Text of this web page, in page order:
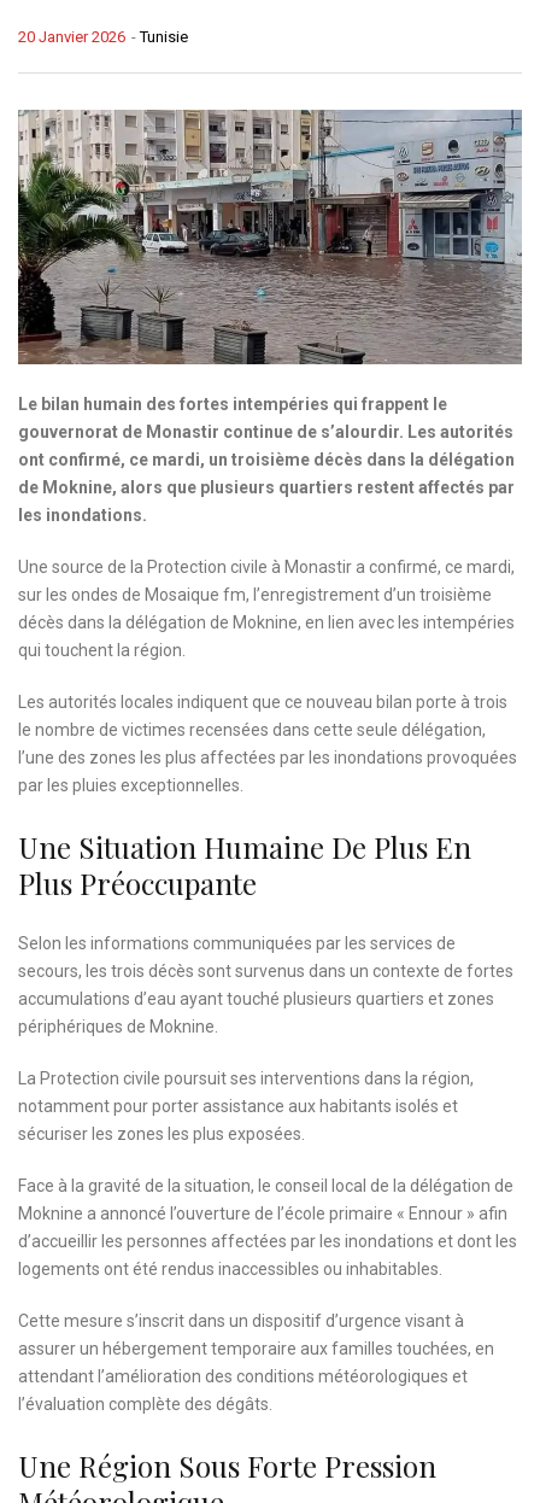
-Tunisie
20 Janvier 2026
Le bilan humain des fortes intempéries qui frappent le
gouvernorat de Monastir continue de s’alourdir. Les autorités
ont confirmé, ce mardi, un troisième décès dans la délégation
de Moknine, alors que plusieurs quartiers restent affectés par
les inondations.
Une source de la Protection civile à Monastir a confirmé, ce mardi,
sur les ondes de Mosaique fm, l’enregistrement d’un troisième
décès dans la délégation de Moknine, en lien avec les intempéries
qui touchent la région.
Les autorités locales indiquent que ce nouveau bilan porte à trois
le nombre de victimes recensées dans cette seule délégation,
l’une des zones les plus affectées par les inondations provoquées
par les pluies exceptionnelles.
Une Situation Humaine De Plus En
Plus Préoccupante
Selon les informations communiquées par les services de
secours, les trois décès sont survenus dans un contexte de fortes
accumulations d’eau ayant touché plusieurs quartiers et zones
périphériques de Moknine.
La Protection civile poursuit ses interventions dans la région,
notamment pour porter assistance aux habitants isolés et
sécuriser les zones les plus exposées.
Face à la gravité de la situation, le conseil local de la délégation de
Moknine a annoncé l’ouverture de l’école primaire « Ennour » afin
d’accueillir les personnes affectées par les inondations et dont les
logements ont été rendus inaccessibles ou inhabitables.
Cette mesure s’inscrit dans un dispositif d’urgence visant à
assurer un hébergement temporaire aux familles touchées, en
attendant l’amélioration des conditions météorologiques et
l’évaluation complète des dégâts.
Une Région Sous Forte Pression